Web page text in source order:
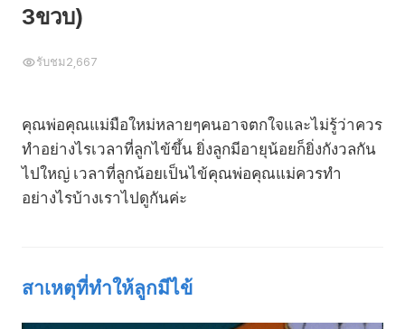
3ขวบ)
รับชม2,667
คุณพ่อคุณแม่มือใหม่หลายๆคนอาจตกใจและไม่รู้ว่าควร
ทำอย่างไรเวลาที่ลูกไข้ขึ้น ยิ่งลูกมีอายุน้อยก็ยิ่งกังวลกัน
ไปใหญ่ เวลาที่ลูกน้อยเป็นไข้คุณพ่อคุณแม่ควรทำ
อย่างไรบ้างเราไปดูกันค่ะ
สาเหตุที่ทำให้ลูกมีไข้